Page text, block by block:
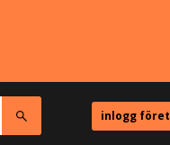
inlogg